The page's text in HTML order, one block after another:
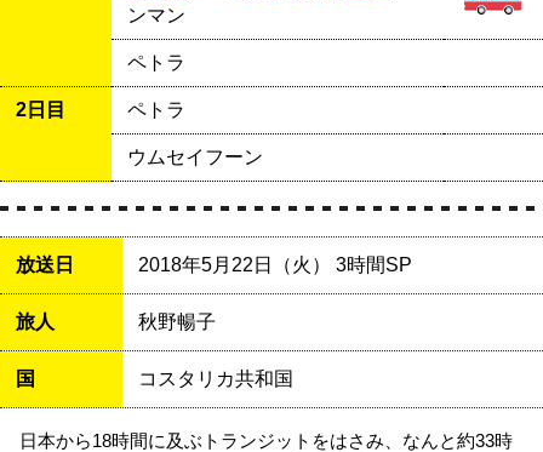
ンマン
ペトラ
2日目 ペトラ
ウムセイフーン
放送日 2018年5月22日（火） 3時間SP
旅人 秋野暢子
国 コスタリカ共和国
日本から18時間に及ぶトランジットをはさみ、なんと約33時